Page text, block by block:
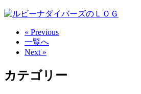
« Previous
一覧へ
Next »
カテゴリー